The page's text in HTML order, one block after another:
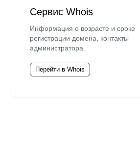
Сервис Whois
Информация о возрасте и сроке
регистрации домена, контакты
администратора.
Перейти в Whois